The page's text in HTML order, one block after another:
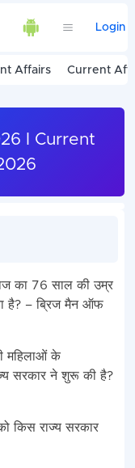
Login
Affairs Current
I Current
का 76 साल की उम्र
है? – ब्रिज मैन ऑफ
महिलाओं के
सरकार ने शुरू की है?
किस राज्य सरकार